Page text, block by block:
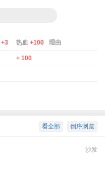
+3 热血+100 理由
+ 100
倒序浏览
看全部
沙发